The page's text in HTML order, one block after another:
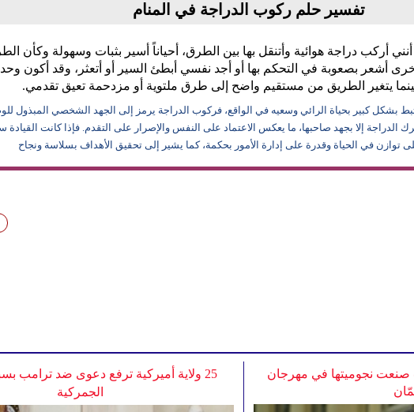
تفسير حلم ركوب الدراجة في المنام
أركب دراجة هوائية وأتنقل بها بين الطرق، أحياناً أسير بثبات وسهولة وكأن
أخرى أشعر بصعوبة في التحكم بها أو أجد نفسي أبطئ السير أو أتعثر، وقد أكون
يتغير الطريق من مستقيم واضح إلى طرق ملتوية أو مزدحمة تعيق تقدمي.
بشكل كبير بحياة الرائي وسعيه في الواقع، فركوب الدراجة يرمز إلى الجهد الشخصي المبذول
الدراجة إلا بجهد صاحبها، ما يعكس الاعتماد على النفس والإصرار على التقدم. فإذا كانت القيادة
توازن في الحياة وقدرة على إدارة الأمور بحكمة، كما يشير إلى تحقيق الأهداف بسلاسة ونجاح
25 ولاية أميركية ترفع دعوى ضد ترامب
الجمركية
نجوميتها في مهرجان